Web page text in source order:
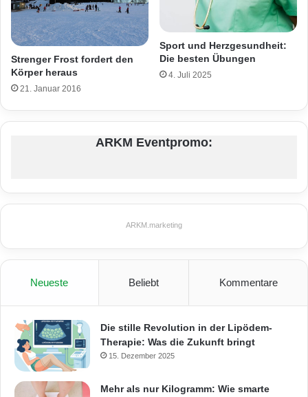
Strenger Frost fordert den
Körper heraus
21. Januar 2016
Sport und Herzgesundheit:
Die besten Übungen
4. Juli 2025
ARKM Eventpromo:
ARKM.marketing
Neueste Beliebt Kommentare
Die stille Revolution in der Lipödem-
Therapie: Was die Zukunft bringt
15. Dezember 2025
Mehr als nur Kilogramm: Wie smarte